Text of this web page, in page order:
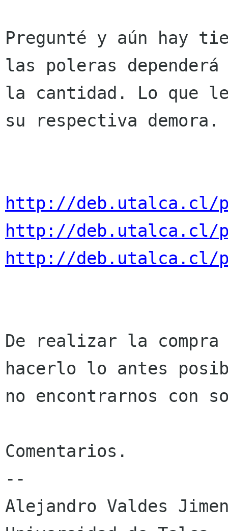
Pregunté y aún hay
las poleras dependerá
la cantidad. Lo que
su respectiva demora.
http://deb.utalca.cl/
http://deb.utalca.cl/
http://deb.utalca.cl/
De realizar la compra
hacerlo lo antes
no encontrarnos con
Comentarios.
--
Alejandro Valdes